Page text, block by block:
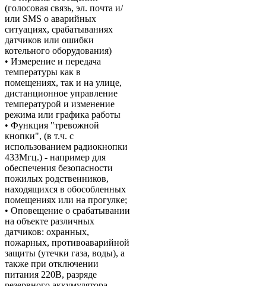
(голосовая связь, эл. почта и/
или SMS о аварийных
ситуациях, срабатываниях
датчиков или ошибки
котельного оборудования)
• Измерение и передача
температуры как в
помещениях, так и на улице,
дистанционное управление
температурой и изменение
режима или графика работы
• Функция "тревожной
кнопки", (в т.ч. с
использованием радиокнопки
433Мгц.) - например для
обеспечения безопасности
пожилых родственников,
находящихся в обособленных
помещениях или на прогулке;
• Оповещение о срабатывании
на объекте различных
датчиков: охранных,
пожарных, противоаварийной
защиты (утечки газа, воды), а
также при отключении
питания 220В, разряде